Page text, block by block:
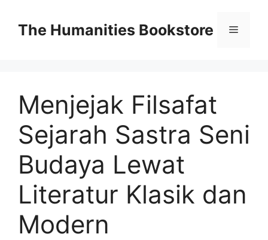
contentThe Humanities Bookstore Menu
Menjejak Filsafat
Sejarah Sastra Seni
Budaya Lewat
Literatur Klasik dan
Modern